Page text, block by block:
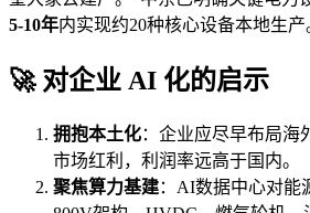
5-10年内实现约20种核心设备本地生产
🚀 对企业 AI 化的启示
拥抱本土化：企业应尽早布局海
市场红利，利润率远高于国内。
聚焦算力基建：AI数据中心对能